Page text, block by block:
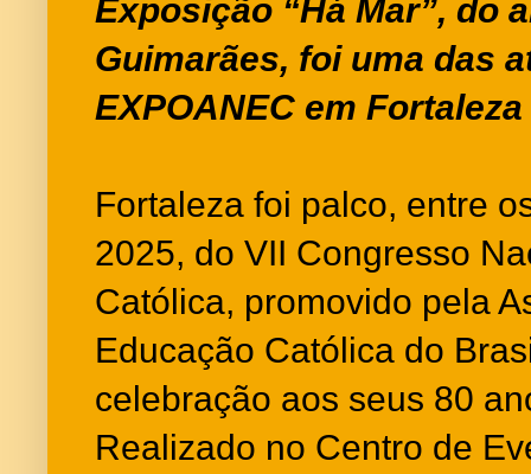
Exposição “Há Mar”, do
Guimarães, foi uma das
EXPOANEC em Fortaleza
Fortaleza foi palco, entre
2025, do VII Congresso
Católica, promovido pela
Educação Católica do
celebração aos seus 80
Realizado no Centro de